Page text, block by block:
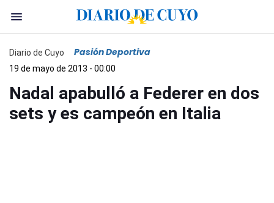
Diario de Cuyo Pasión Deportiva
19 de mayo de 2013 - 00:00
Nadal apabulló a Federer en dos
sets y es campeón en Italia